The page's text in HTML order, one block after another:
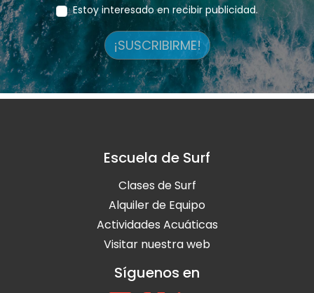
Estoy interesado en recibir publicidad.
¡SUSCRIBIRME!
Escuela de Surf
Clases de Surf
Alquiler de Equipo
Actividades Acuáticas
Visitar nuestra web
Síguenos en